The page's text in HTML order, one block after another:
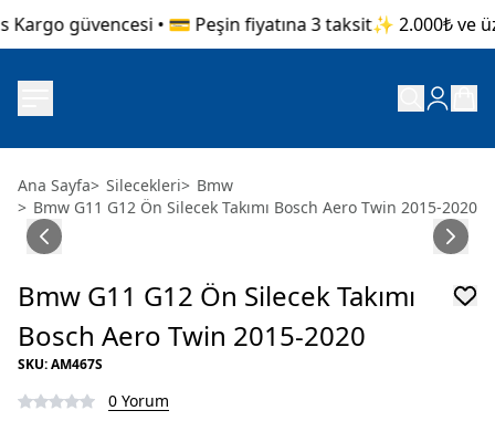
güvencesi • 💳 Peşin fiyatına 3 taksit✨ 2.000₺ ve
Ana Sayfa> Silecekleri> Bmw
> Bmw G11 G12 Ön Silecek Takımı Bosch Aero Twin 2015-2020
Bmw G11 G12 Ön Silecek Takımı
Bosch Aero Twin 2015-2020
SKU:AM467S
0 Yorum